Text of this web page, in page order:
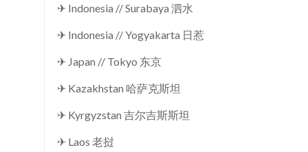
✈ Indonesia // Surabaya 泗水
✈ Indonesia // Yogyakarta 日惹
✈ Japan // Tokyo 东京
✈ Kazakhstan 哈萨克斯坦
✈ Kyrgyzstan 吉尔吉斯斯坦
✈ Laos 老挝